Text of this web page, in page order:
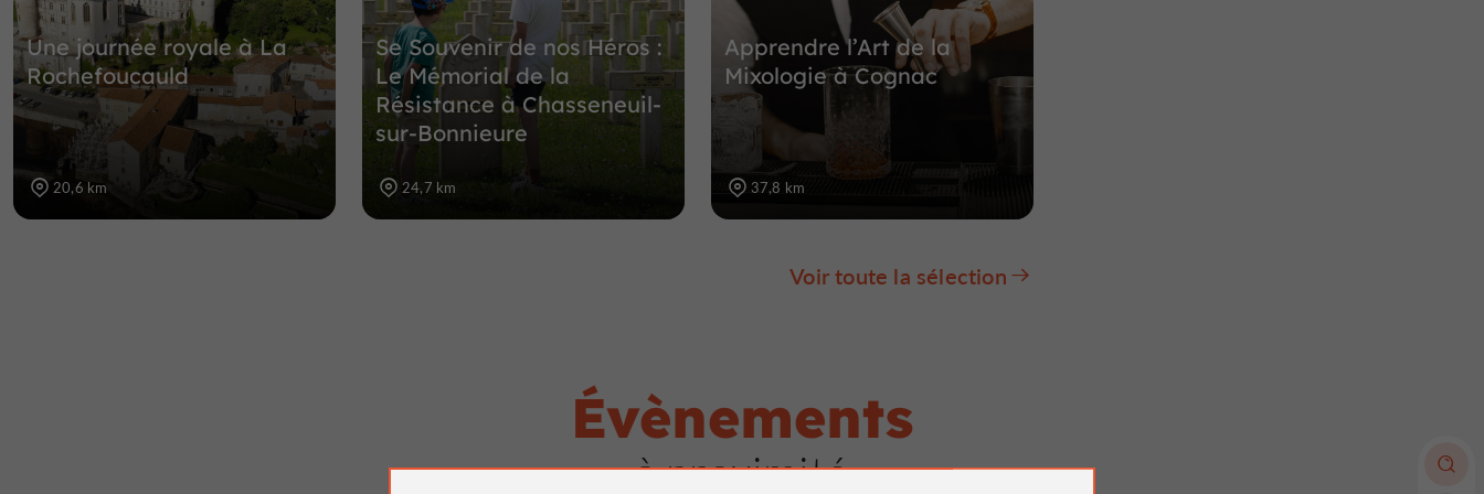
Une journée royale à La
Rochefoucauld
20,6 km
Se Souvenir de nos Héros :
Le Mémorial de la
Résistance à Chasseneuil-
sur-Bonnieure
24,7 km
Apprendre l’Art de la
Mixologie à Cognac
37,8 km
Voir toute la sélection
Évènements
à proximité